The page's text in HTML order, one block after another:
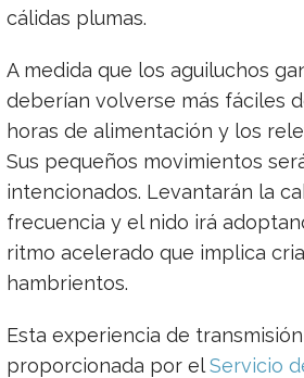
cálidas plumas.
A medida que los aguiluchos
deberían volverse más fáciles
horas de alimentación y los
Sus pequeños movimientos
intencionados. Levantarán la
frecuencia y el nido irá
ritmo acelerado que implica
hambrientos.
Esta experiencia de
proporcionada por elServicio